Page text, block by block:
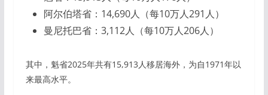
阿尔伯塔省：14,690人（每10万人291人）
曼尼托巴省：3,112人（每10万人206人）
其中，魁省2025年共有15,913人移居海外，为自1971年以
来最高水平。